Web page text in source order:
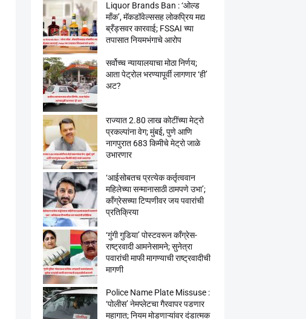
Liquor Brands Ban : ‘ओल्ड
मॉंक’, मॅकडॉवेल्ससह लोकप्रिय मद्य
ब्रँड्सवर कारवाई; FSSAI च्या
तपासात नियमभंगाचे आरोप
सर्वोच्च न्यायालयाचा मोठा निर्णय;
आता पेट्रोल भरण्यापूर्वी लागणार ‘ही’
अट?
राज्यात 2.80 लाख कोटींच्या मेट्रो
प्रकल्पांना वेग; मुंबई, पुणे आणि
नागपुरात 683 किमीचे मेट्रो जाळे
उभारणार
‘आईसोबतच प्रत्येक कर्तृत्ववान
महिलेच्या सन्मानासाठी ठामपणे उभा’;
काँग्रेसच्या टिप्पणीवर जय पवारांची
प्रतिक्रिया
‘गुंगी गुडिया’ पोस्टवरून काँग्रेस-
राष्ट्रवादी आमनेसामने; सुनेत्रा
पवारांची माफी मागण्याची राष्ट्रवादीची
मागणी
Police Name Plate Missuse :
‘पोलीस’ नेमप्लेटचा गैरवापर पडणार
महागात; नियम मोडणाऱ्यांवर दंडात्मक